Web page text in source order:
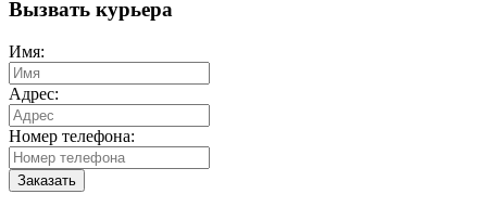
Вызвать курьера
Имя:
Адрес:
Номер телефона:
Заказать